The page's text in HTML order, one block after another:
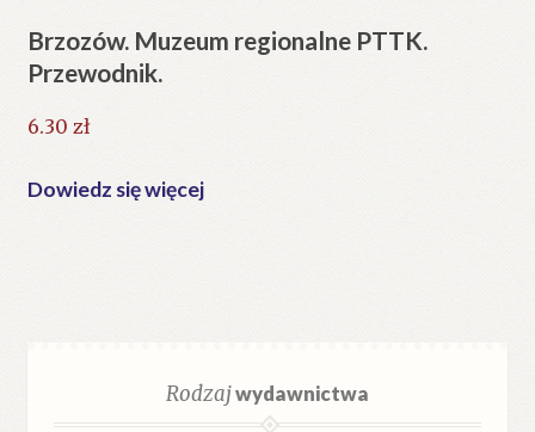
Brzozów. Muzeum regionalne PTTK.
Przewodnik.
6.30 zł
Dowiedz się więcej
Rodzajwydawnictwa